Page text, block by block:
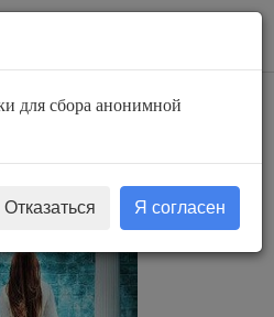
для сбора анонимной
Отказаться Я согласен